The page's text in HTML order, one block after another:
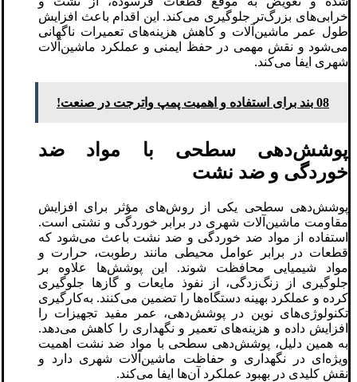
خرابی‌های بزرگ‌تر جلوگیری می‌کند. این اقدام باعث افزایش
طول عمر ماشین‌آلات و کاهش هزینه‌های تعمیرات ناگهانی
می‌شود و نقش مهمی در حفظ ایمنی و عملکرد ماشین‌آلات
شهری ایفا می‌کند.
08 بند برای استفاده و اهمیت پمپ واترجت در صنعت!
پوشش‌دهی سطحی با مواد ضد
خوردگی و ضد نشت
پوشش‌دهی سطحی یکی از روش‌های مؤثر برای افزایش
مقاومت ماشین‌آلات شهری در برابر خوردگی و نشتی است.
استفاده از مواد ضد خوردگی و ضد نشت باعث می‌شود که
قطعات در برابر عوامل محیطی مانند رطوبت، حرارت و
مواد شیمیایی محافظت شوند. این پوشش‌ها علاوه بر
جلوگیری از زنگ‌زدگی، از نفوذ مایعات و گازها جلوگیری
کرده و عملکرد بهینه دستگاه‌ها را تضمین می‌کنند. به‌کارگیری
تکنولوژی‌های نوین در پوشش‌دهی، عمر مفید تجهیزات را
افزایش داده و هزینه‌های تعمیر و نگهداری را کاهش می‌دهد.
به همین دلیل، پوشش‌دهی سطحی با مواد ضد نشت اهمیت
ویژه‌ای در نگهداری و حفاظت ماشین‌آلات شهری دارد و
نقش کلیدی در بهبود عملکرد آن‌ها ایفا می‌کند.